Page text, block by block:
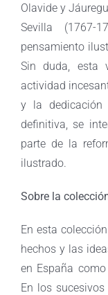
Olavide y
Sevilla
pensamiento
Sin duda, esta
actividad
y la dedicación
definitiva, se
parte de la
ilustrado.
Sobre la
En esta
hechos y las
en España
En los